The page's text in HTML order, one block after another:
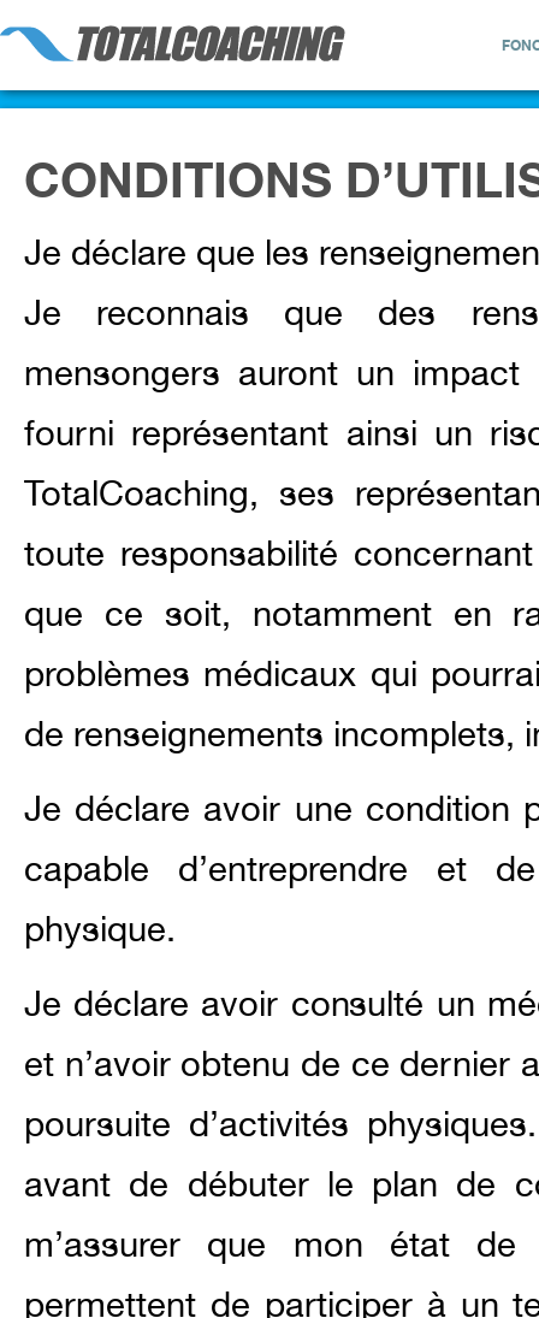
CONDITIONS
Je déclare que les
Je reconnais que des
mensongers auront un
fourni représentant ainsi un
TotalCoaching, ses
toute responsabilité
que ce soit, notamment en
problèmes médicaux qui
de renseignements incomplets,
Je déclare avoir une condition
capable d’entreprendre et
physique.
Je déclare avoir consulté un
et n’avoir obtenu de ce dernier
poursuite d’activités
avant de débuter le plan de
m’assurer que mon état
permettent de participer à un